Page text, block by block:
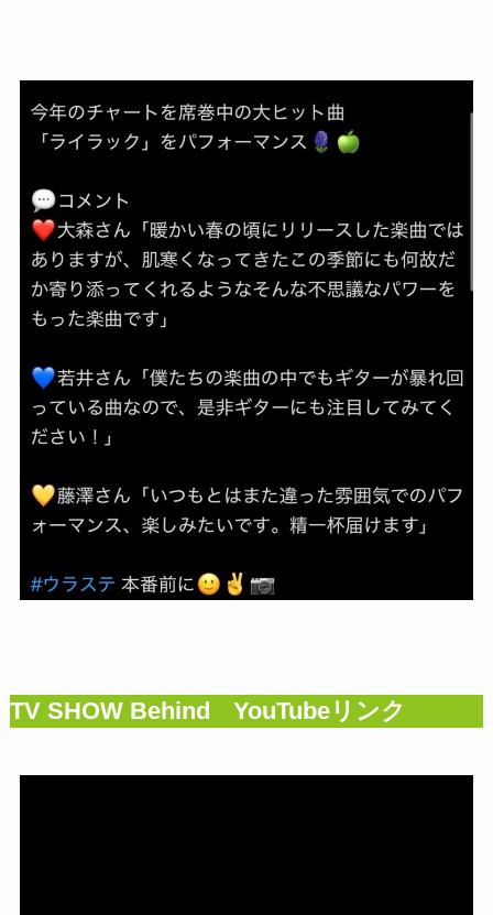
TV SHOW Behind YouTubeリンク